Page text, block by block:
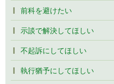
前科を避けたい
示談で解決してほしい
不起訴にしてほしい
執行猶予にしてほしい